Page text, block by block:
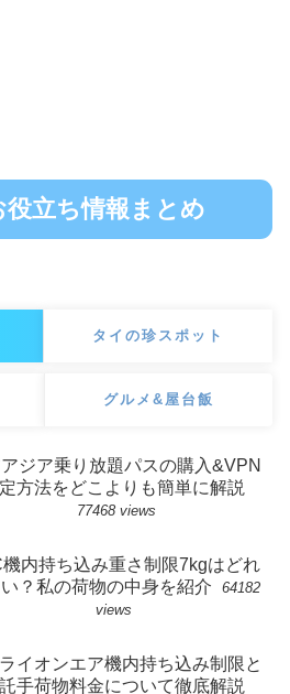
役立ち情報まとめ
タイの珍スポット
グルメ&屋台飯
ジア乗り放題パスの購入&VPN
方法をどこよりも簡単に解説
77468 views
機内持ち込み重さ制限7kgはどれ
い？私の荷物の中身を紹介
64182
views
イオンエア機内持ち込み制限と
手荷物料金について徹底解説